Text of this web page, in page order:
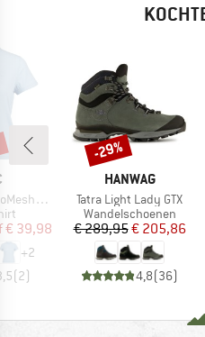
T-Shirt
prijs
€ 39,98
+2
(2)
MERK
HANWAG
Artikel
Tatra Light Lady GTX
Productgroep
Wandelschoenen
Prijs
€ 289,95Verlaagde prijs
€ 205,86
4,8(36)
Korting
-29%